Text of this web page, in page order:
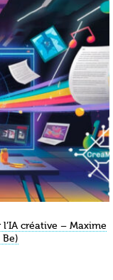
créative – Maxime